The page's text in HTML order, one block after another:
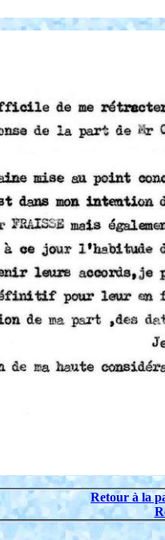
Retour à la